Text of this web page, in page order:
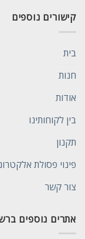
קישורים נוספים
בית
חנות
אודות
בין לקוחותינו
תקנון
פינוי פסולת
צור קשר
אתרים נוספים